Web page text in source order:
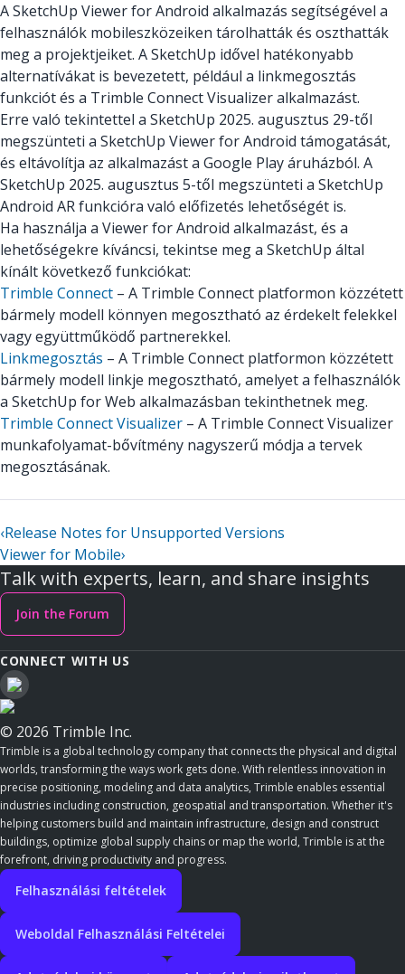
A SketchUp Viewer for Android alkalmazás segítségével a
felhasználók mobileszközeiken tárolhatták és oszthatták
meg a projektjeiket. A SketchUp idővel hatékonyabb
alternatívákat is bevezetett, például a linkmegosztás
funkciót és a Trimble Connect Visualizer alkalmazást.
Erre való tekintettel a SketchUp 2025. augusztus 29-től
megszünteti a SketchUp Viewer for Android támogatását,
és eltávolítja az alkalmazást a Google Play áruházból. A
SketchUp 2025. augusztus 5-től megszünteti a SketchUp
Android AR funkcióra való előfizetés lehetőségét is.
Ha használja a Viewer for Android alkalmazást, és a
lehetőségekre kíváncsi, tekintse meg a SketchUp által
kínált következő funkciókat:
Trimble Connect – A Trimble Connect platformon közzétett
bármely modell könnyen megosztható az érdekelt felekkel
vagy együttműködő partnerekkel.
Linkmegosztás – A Trimble Connect platformon közzétett
bármely modell linkje megosztható, amelyet a felhasználók
a SketchUp for Web alkalmazásban tekinthetnek meg.
Trimble Connect Visualizer – A Trimble Connect Visualizer
munkafolyamat-bővítmény nagyszerű módja a tervek
megosztásának.
‹Release Notes for Unsupported Versions
Viewer for Mobile›
Talk with experts, learn, and share insights
Join the Forum
CONNECT WITH US
© 2026 Trimble Inc.
Trimble is a global technology company that connects the physical and digital
worlds, transforming the ways work gets done. With relentless innovation in
precise positioning, modeling and data analytics, Trimble enables essential
industries including construction, geospatial and transportation. Whether it's
helping customers build and maintain infrastructure, design and construct
buildings, optimize global supply chains or map the world, Trimble is at the
forefront, driving productivity and progress.
Felhasználási feltételek
Weboldal Felhasználási Feltételei